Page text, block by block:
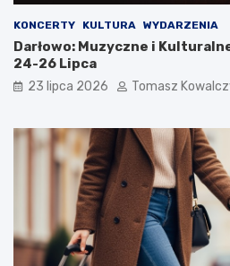
KONCERTY KULTURA WYDARZENIA
Darłowo: Muzyczne i
24-26 Lipca
23 lipca 2026 Tomasz